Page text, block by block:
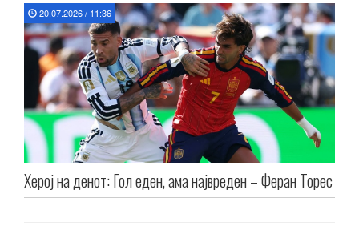
20.07.2026 / 11:36
Херој на денот: Гол еден, ама највреден – Феран Торес